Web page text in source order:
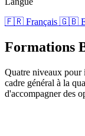
🇫🇷 Français 🇬🇧
Formations
Quatre niveaux pour
cadre général à la
d'accompagner des